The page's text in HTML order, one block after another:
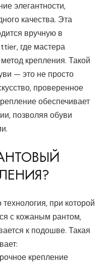
элегантности,
качества. Эта
вручную в
где мастера
крепления. Такой
— это не просто
проверенное
обеспечивает
позволяя обуви
при которой
с кожаным рантом,
к подошве. Такая
крепление